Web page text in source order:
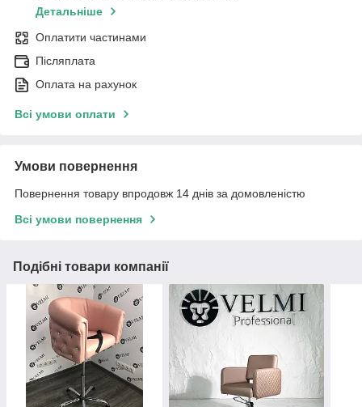
Детальніше
Оплатити частинами
Післяплата
Оплата на рахунок
Всі умови оплати
Умови повернення
Повернення товару впродовж 14 днів за домовленістю
Всі умови повернення
Подібні товари компанії